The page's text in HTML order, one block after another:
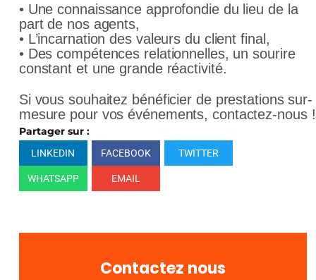
• Une connaissance approfondie du lieu de la
part de nos agents,
• L’incarnation des valeurs du client final,
• Des compétences relationnelles, un sourire
constant et une grande réactivité.
Si vous souhaitez bénéficier de prestations sur-
mesure pour vos événements, contactez-nous !
Partager sur :
LINKEDIN FACEBOOK TWITTER
WHATSAPP EMAIL
Contactez nous